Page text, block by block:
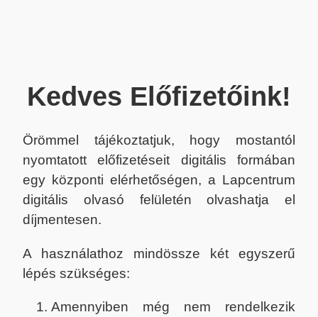
Kedves Előfizetőink!
Örömmel tájékoztatjuk, hogy mostantól
nyomtatott előfizetéseit digitális formában
egy központi elérhetőségen, a Lapcentrum
digitális olvasó felületén olvashatja el
díjmentesen.
A használathoz mindössze két egyszerű
lépés szükséges:
Amennyiben még nem rendelkezik